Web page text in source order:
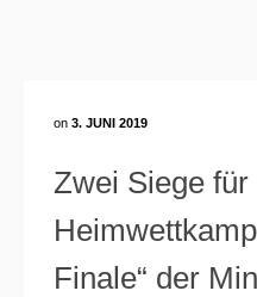
on 3. JUNI 2019
Zwei Siege
Finale“ der